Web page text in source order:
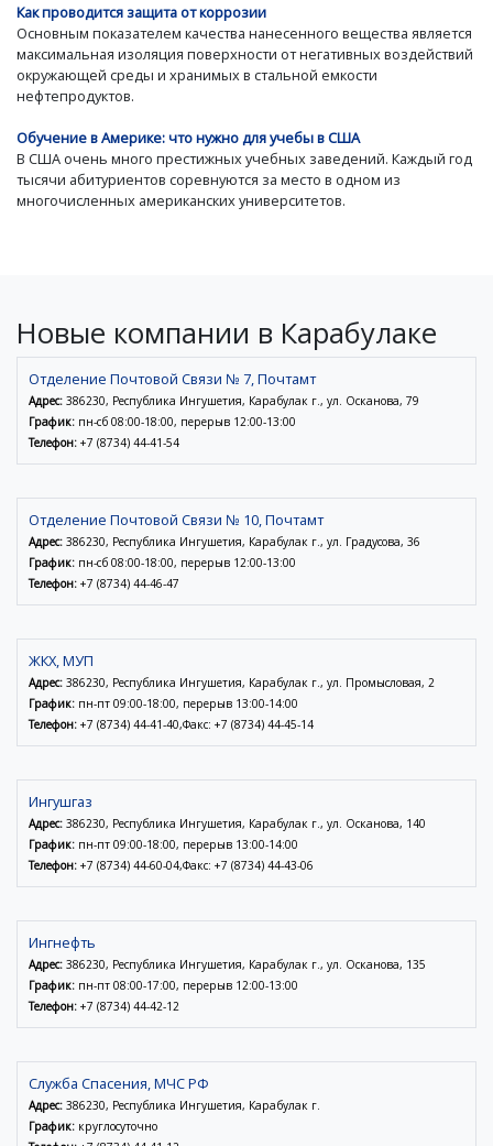
Как проводится защита от коррозии
Основным показателем качества нанесенного вещества является
максимальная изоляция поверхности от негативных воздействий
окружающей среды и хранимых в стальной емкости
нефтепродуктов.
Обучение в Америке: что нужно для учебы в США
В США очень много престижных учебных заведений. Каждый год
тысячи абитуриентов соревнуются за место в одном из
многочисленных американских университетов.
Новые компании в Карабулаке
Отделение Почтовой Связи № 7, Почтамт
Адрес: 386230, Республика Ингушетия, Карабулак г., ул. Осканова, 79
График: пн-сб 08:00-18:00, перерыв 12:00-13:00
Телефон: +7 (8734) 44-41-54
Отделение Почтовой Связи № 10, Почтамт
Адрес: 386230, Республика Ингушетия, Карабулак г., ул. Градусова, 36
График: пн-сб 08:00-18:00, перерыв 12:00-13:00
Телефон: +7 (8734) 44-46-47
ЖКХ, МУП
Адрес: 386230, Республика Ингушетия, Карабулак г., ул. Промысловая, 2
График: пн-пт 09:00-18:00, перерыв 13:00-14:00
Телефон: +7 (8734) 44-41-40,Факс: +7 (8734) 44-45-14
Ингушгаз
Адрес: 386230, Республика Ингушетия, Карабулак г., ул. Осканова, 140
График: пн-пт 09:00-18:00, перерыв 13:00-14:00
Телефон: +7 (8734) 44-60-04,Факс: +7 (8734) 44-43-06
Ингнефть
Адрес: 386230, Республика Ингушетия, Карабулак г., ул. Осканова, 135
График: пн-пт 08:00-17:00, перерыв 12:00-13:00
Телефон: +7 (8734) 44-42-12
Служба Спасения, МЧС РФ
Адрес: 386230, Республика Ингушетия, Карабулак г.
График: круглосуточно